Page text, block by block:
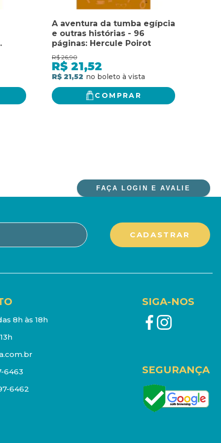
A aventura da tumba egípcia
e outras histórias - 96
páginas: Hercule Poirot
R$ 26,90
R$ 21,52
R$ 21,52
COMPRAR
FAÇA LOGIN E AVALIE
8h às 18h
6463
6462
SIGA-NOS
SEGURANÇA